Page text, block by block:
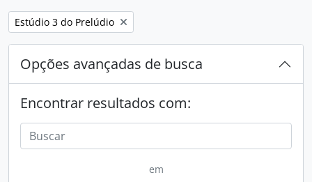
Remover filtro:
Estúdio 3 do Prelúdio
Opções avançadas de busca
Encontrar resultados com:
em